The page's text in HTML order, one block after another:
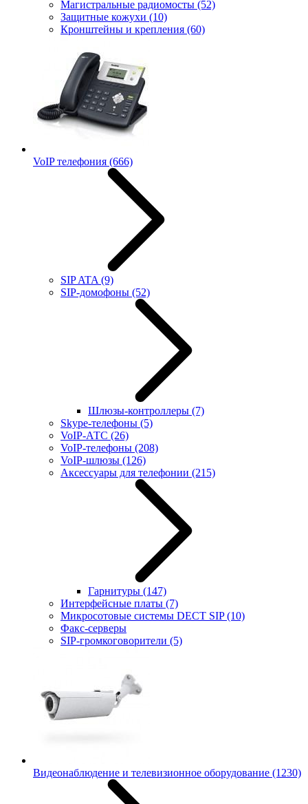
Магистральные радиомосты (52)
Защитные кожухи (10)
Кронштейны и крепления (60)
VoIP телефония (666)
SIP ATA (9)
SIP-домофоны (52)
Шлюзы-контроллеры (7)
Skype-телефоны (5)
VoIP-АТС (26)
VoIP-телефоны (208)
VoIP-шлюзы (126)
Аксессуары для телефонии (215)
Гарнитуры (147)
Интерфейсные платы (7)
Микросотовые системы DECT SIP(10)
Факс-серверы
SIP-громкоговорители (5)
Видеонаблюдение и телевизионное оборудование (1230)